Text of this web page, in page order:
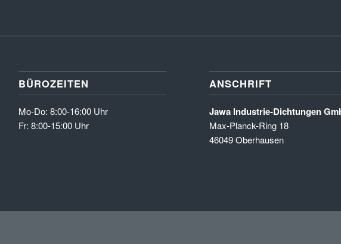
BÜROZEITEN
Mo-Do: 8:00-16:00 Uhr
Fr: 8:00-15:00 Uhr
ANSCHRIFT
Jawa Industrie-Dichtungen
Max-Planck-Ring 18
46049 Oberhausen